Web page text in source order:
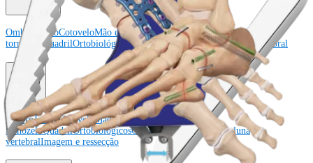
Ombro JoelhoCotoveloMão e punhoPé e
tornozeloQuadrilOrtobiológicosCirurgia cardiotorácicaColuna vertebral
Producto
OmbroJoelhoCotoveloMão e punhoPé e
tornozeloQuadrilOrtobiológicosCirurgia cardiotorácicaColuna
vertebralImagem e ressecção